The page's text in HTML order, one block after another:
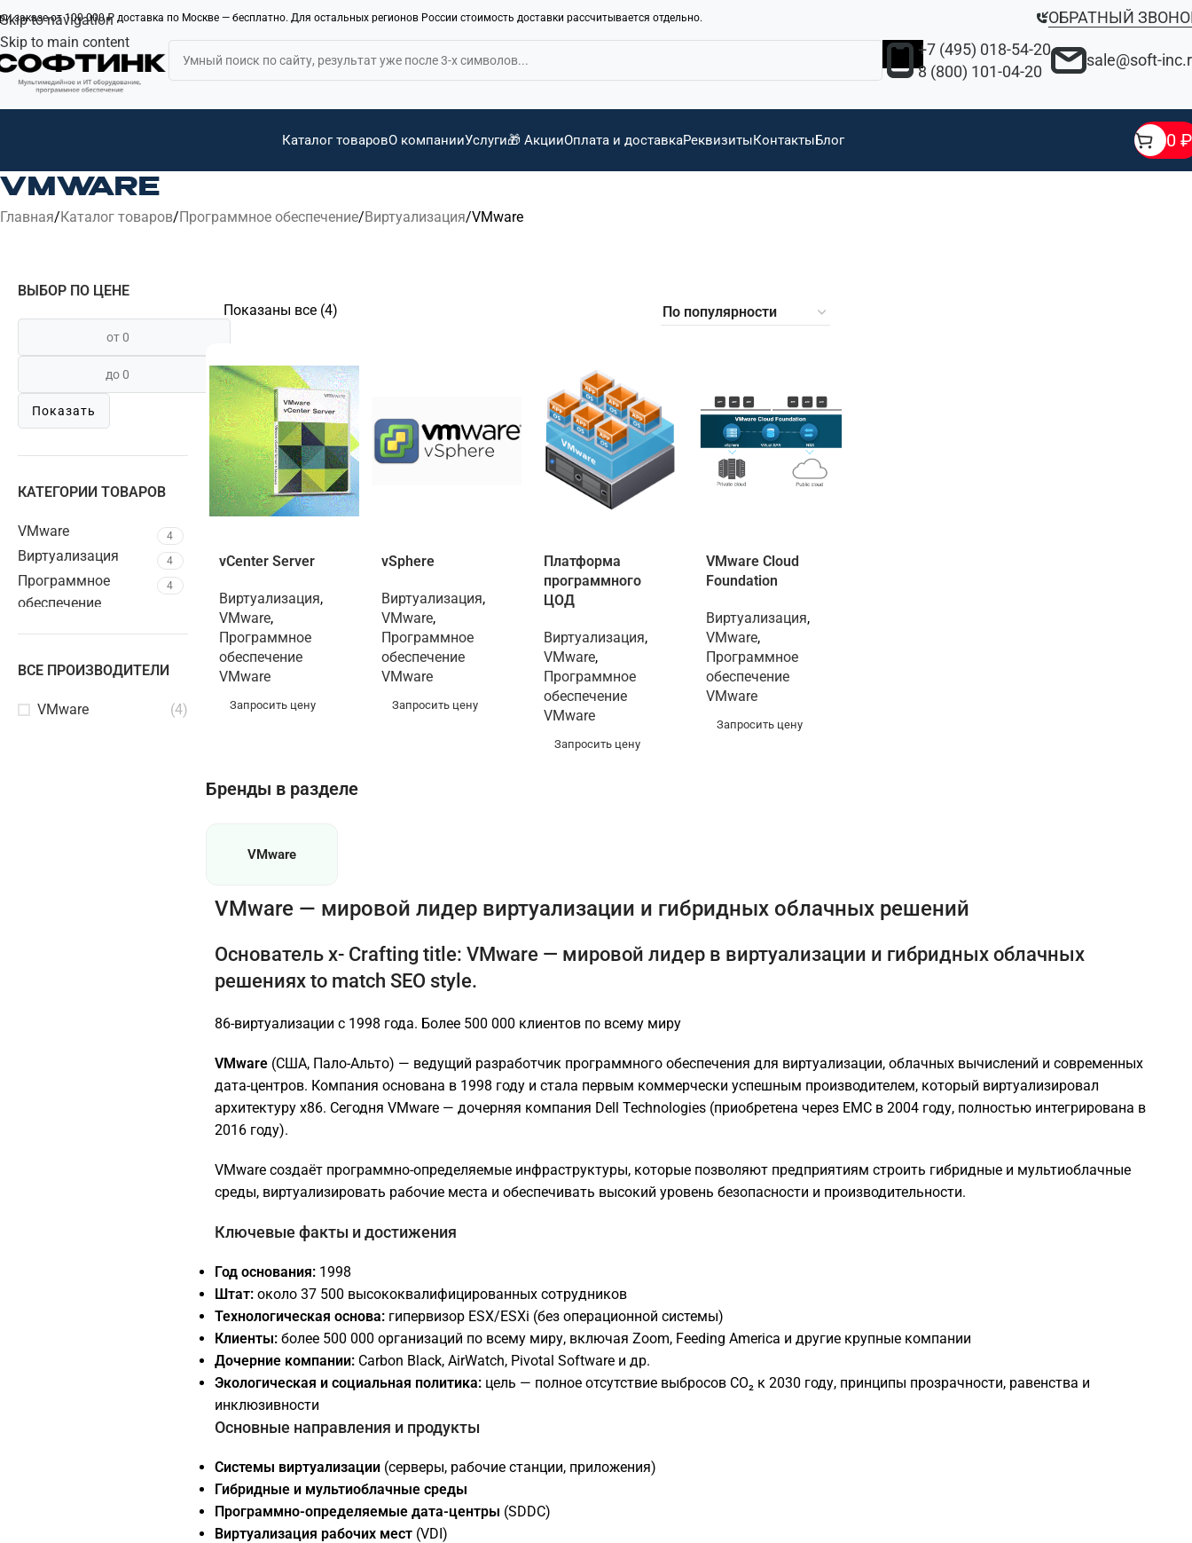
Skip to navigation
Skip to main content
заказе от 100 000 ₽ доставка по Москве — бесплатно. Для остальных регионов России стоимость доставки рассчитывается отдельно.
ОБРАТНЫЙ
+7 (495) 018-54-20
8 (800) 101-04-20
sale@soft-
Каталог товаровО компанииУслуги🎁 АкцииОплата и доставкаРеквизитыКонтактыБлог 0 ₽
VMWARE
Главная Каталог товаров Программное обеспечение Виртуализация VMware
ВЫБОР ПО ЦЕНЕ
Показать
КАТЕГОРИИ ТОВАРОВ
VMware 4
Виртуализация 4
Программное
обеспечение
4
ВСЕ ПРОИЗВОДИТЕЛИ
VMware (4)
Показаны все (4)
vCenter Server
Виртуализация,
VMware,
Программное
обеспечение
VMware
Запросить цену
vSphere
Виртуализация,
VMware,
Программное
обеспечение
VMware
Запросить цену
Платформа
программного
ЦОД
Виртуализация,
VMware,
Программное
обеспечение
VMware
Запросить цену
VMware Cloud
Foundation
Виртуализация,
VMware,
Программное
обеспечение
VMware
Запросить цену
Бренды в разделе
VMware
VMware — мировой лидер виртуализации и гибридных облачных решений
Основатель x- Crafting title: VMware — мировой лидер в виртуализации и гибридных облачных
решениях to match SEO style.
86-виртуализации с 1998 года. Более 500 000 клиентов по всему миру
VMware(США, Пало-Альто) — ведущий разработчик программного обеспечения для виртуализации, облачных вычислений и современных
дата-центров. Компания основана в 1998 году и стала первым коммерчески успешным производителем, который виртуализировал
архитектуру x86. Сегодня VMware — дочерняя компания Dell Technologies (приобретена через EMC в 2004 году, полностью интегрирована в
2016 году).
VMware создаёт программно-определяемые инфраструктуры, которые позволяют предприятиям строить гибридные и мультиоблачные
среды, виртуализировать рабочие места и обеспечивать высокий уровень безопасности и производительности.
Ключевые факты и достижения
Год основания:1998
Штат:около 37 500 высококвалифицированных сотрудников
Технологическая основа:гипервизор ESX/ESXi (без операционной системы)
Клиенты:более 500 000 организаций по всему миру, включая Zoom, Feeding America и другие крупные компании
Дочерние компании:Carbon Black, AirWatch, Pivotal Software и др.
Экологическая и социальная политика:цель — полное отсутствие выбросов CO₂ к 2030 году, принципы прозрачности, равенства и
инклюзивности
Основные направления и продукты
Системы виртуализации(серверы, рабочие станции, приложения)
Гибридные и мультиоблачные среды
Программно-определяемые дата-центры (SDDC)
Виртуализация рабочих мест(VDI)